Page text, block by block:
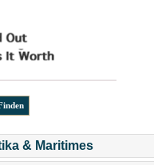
& Maritimes